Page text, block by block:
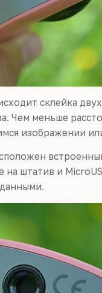
склейка
Чем меньше
изображении
штатив и